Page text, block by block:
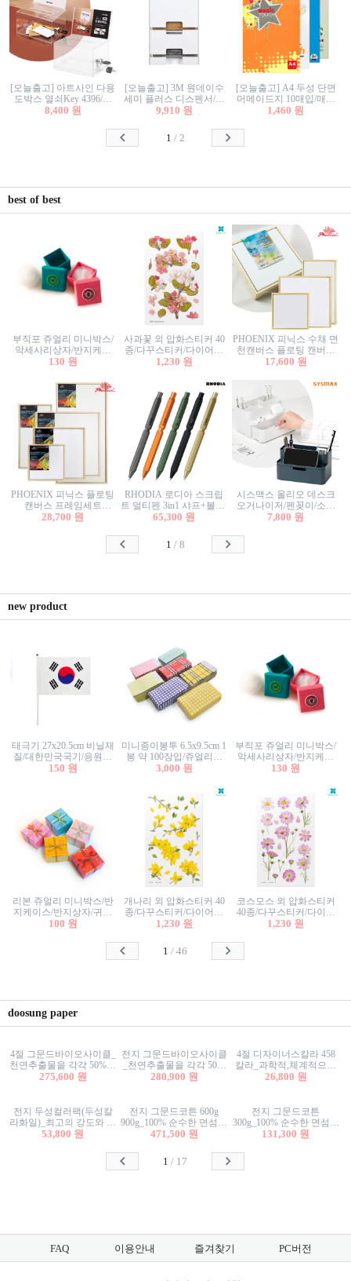
[오늘출고] 아트사인 다용
도박스 열쇠Key 4396/투
표함/건의함/모금함/응모
8,400 원
[오늘출고] 3M 원데이수
세미 플러스 디스펜서/소
프트수세미5매+강력수세
9,910 원
[오늘출고] A4 두성 단면
머메이드지 10매입/매직
터치/색지/색상지/색복사
칼라색지/고급복사지
1,460 원
1 / 2
best of best
부직포 쥬얼리 미니박스/
악세사리상자/반지케이
스/반지상자/귀걸이상자/
130 원
사과꽃 외 압화스티커 40
종/다꾸스티커/다이어리
꾸미기/꽃스티커/자연물
1,230 원
PHOENIX 피닉스 수채 면
천캔버스 플로팅 캔버스
프레임세트 30x30cm/액자
17,600 원
PHOENIX 피닉스 플로팅
캔버스 프레임세트
50x50cm/액자캔버스/인테
28,700 원
RHODIA 로디아 스크립
트 멀티펜 3in1 샤프+볼펜/
무광택 알루미늄 육각배
65,300 원
시스맥스 올리오 데스크
오거나이저/펜꽂이/소품
꽂이/소품함/정리함/수납
7,800 원
1 / 8
new product
태극기 27x20.5cm 비닐재
질/대한민국국기/응원깃
발/행사깃발
150 원
미니종이봉투 6.5x9.5cm 1
봉 약 100장입/쥬얼리봉
투/증명사진봉투/악세사
3,000 원
부직포 쥬얼리 미니박스/
악세사리상자/반지케이
스/반지상자/귀걸이상자/
130 원
리본 쥬얼리 미니박스/반
지케이스/반지상자/귀걸
이상자/귀걸이박스/악세
100 원
개나리 외 압화스티커 40
종/다꾸스티커/다이어리
꾸미기/꽃스티커/자연물
1,230 원
코스모스 외 압화스티커
40종/다꾸스티커/다이어
리꾸미기/꽃스티커/자연
1,230 원
1 /46
doosung paper
4절 그문드바이오사이클_
천연추출물을 각각 50%이
상 함유한 친환경그래픽
275,600 원
전지 그문드바이오사이클
_천연추출물을 각각 50%
이상 함유한 친환경그래
280,900 원
4절 디자이너스칼라 458
칼라_과학적,체계적으로
분류된 200색을 갖춘 색지
26,800 원
전지 두성컬러팩(두성칼
라화일)_최고의 강도와 평
활성을 지닌 다양한 컬러
53,800 원
전지 그문드코튼 600g
900g_100% 순수한 면섬유
로 만든 친환경프리미엄
471,500 원
전지 그문드코튼
300g_100% 순수한 면섬유
로 만든 친환경프리미엄
131,300 원
1 / 17
FAQ 이용안내 즐겨찾기 PC버전